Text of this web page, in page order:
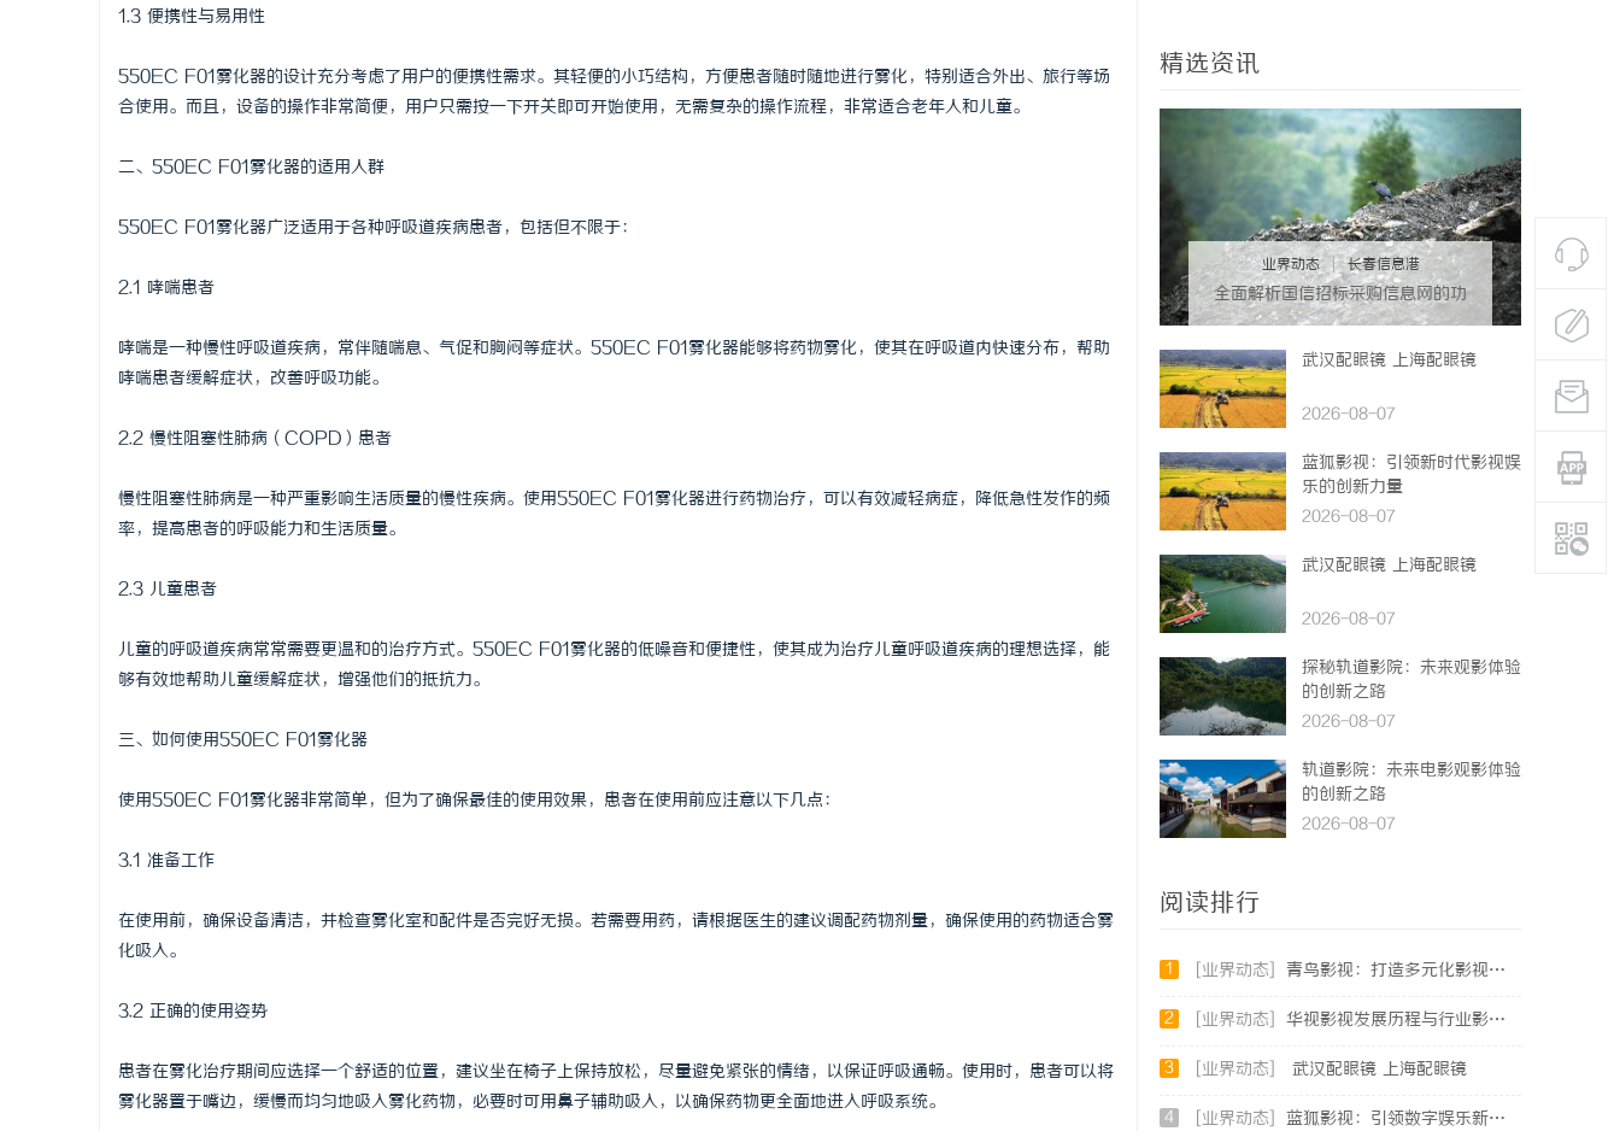
1.3 便携性与易用性
550EC F01雾化器的设计充分考虑了用户的便携性需求。其轻便的小巧结构，方便患者随时随地进行雾化，特别适合外出、旅行等场
合使用。而且，设备的操作非常简便，用户只需按一下开关即可开始使用，无需复杂的操作流程，非常适合老年人和儿童。
二、550EC F01雾化器的适用人群
550EC F01雾化器广泛适用于各种呼吸道疾病患者，包括但不限于：
2.1 哮喘患者
哮喘是一种慢性呼吸道疾病，常伴随喘息、气促和胸闷等症状。550EC F01雾化器能够将药物雾化，使其在呼吸道内快速分布，帮助
哮喘患者缓解症状，改善呼吸功能。
2.2 慢性阻塞性肺病（COPD）患者
慢性阻塞性肺病是一种严重影响生活质量的慢性疾病。使用550EC F01雾化器进行药物治疗，可以有效减轻病症，降低急性发作的频
率，提高患者的呼吸能力和生活质量。
2.3 儿童患者
儿童的呼吸道疾病常常需要更温和的治疗方式。550EC F01雾化器的低噪音和便捷性，使其成为治疗儿童呼吸道疾病的理想选择，能
够有效地帮助儿童缓解症状，增强他们的抵抗力。
三、如何使用550EC F01雾化器
使用550EC F01雾化器非常简单，但为了确保最佳的使用效果，患者在使用前应注意以下几点：
3.1 准备工作
在使用前，确保设备清洁，并检查雾化室和配件是否完好无损。若需要用药，请根据医生的建议调配药物剂量，确保使用的药物适合雾
化吸入。
3.2 正确的使用姿势
患者在雾化治疗期间应选择一个舒适的位置，建议坐在椅子上保持放松，尽量避免紧张的情绪，以保证呼吸通畅。使用时，患者可以将
雾化器置于嘴边，缓慢而均匀地吸入雾化药物，必要时可用鼻子辅助吸入，以确保药物更全面地进入呼吸系统。
收费标准
精选资讯
业界动态 | 长春信息港
全面解析国信招标采购信息网的功
能与优势
武汉配眼镜 上海配眼镜
2026-08-07
蓝狐影视：引领新时代影视娱
乐的创新力量
2026-08-07
武汉配眼镜 上海配眼镜
2026-08-07
探秘轨道影院：未来观影体验
的创新之路
2026-08-07
轨道影院：未来电影观影体验
的创新之路
2026-08-07
阅读排行
1 [业界动态] 青鸟影视：打造多元化影视娱乐生态的先锋平台
2 [业界动态] 华视影视发展历程与行业影响力深入解析
3 [业界动态] 武汉配眼镜 上海配眼镜
4 [业界动态] 蓝狐影视：引领数字娱乐新时代的先锋力量